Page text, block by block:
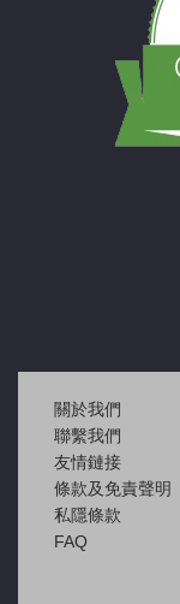
關於我們
聯繫我們
友情鏈接
條款及免責聲明
私隱條款
FAQ